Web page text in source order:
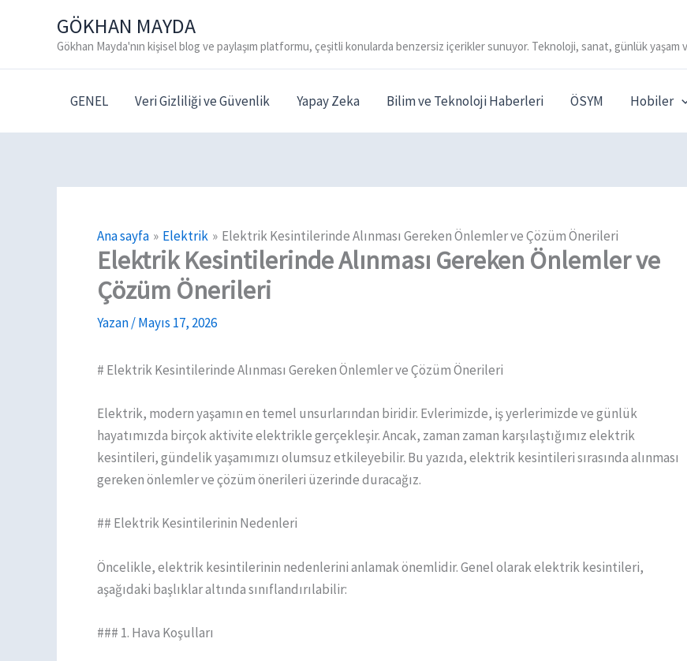
GÖKHAN MAYDA
Gökhan Mayda'nın kişisel blog ve paylaşım platformu, çeşitli konularda benzersiz içerikler sunuyor. Teknoloji, sanat, günlük yaşam
GENEL Veri Gizliliği ve Güvenlik Yapay Zeka Bilim ve Teknoloji Haberleri ÖSYM Hobiler
Ana sayfa Elektrik Elektrik Kesintilerinde Alınması Gereken Önlemler ve Çözüm Önerileri
Elektrik Kesintilerinde Alınması Gereken Önlemler ve
Çözüm Önerileri
Yazan/Mayıs 17, 2026
# Elektrik Kesintilerinde Alınması Gereken Önlemler ve Çözüm Önerileri
Elektrik, modern yaşamın en temel unsurlarından biridir. Evlerimizde, iş yerlerimizde ve günlük
hayatımızda birçok aktivite elektrikle gerçekleşir. Ancak, zaman zaman karşılaştığımız elektrik
kesintileri, gündelik yaşamımızı olumsuz etkileyebilir. Bu yazıda, elektrik kesintileri sırasında alınması
gereken önlemler ve çözüm önerileri üzerinde duracağız.
## Elektrik Kesintilerinin Nedenleri
Öncelikle, elektrik kesintilerinin nedenlerini anlamak önemlidir. Genel olarak elektrik kesintileri,
aşağıdaki başlıklar altında sınıflandırılabilir:
### 1. Hava Koşulları